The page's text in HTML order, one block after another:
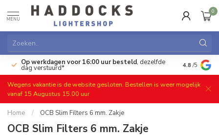
MENU
0
Op werkdagen voor 16:00 uur besteld, dezelfde
dag verstuurd* Gratis
4.8 /5
Wegens vakantie is de website gesloten. Bestellen is weer mogelijk
vanaf 15 Augustus 15.00 uur
Home / OCB Slim Filters 6 mm. Zakje
OCB Slim Filters 6 mm. Zakje